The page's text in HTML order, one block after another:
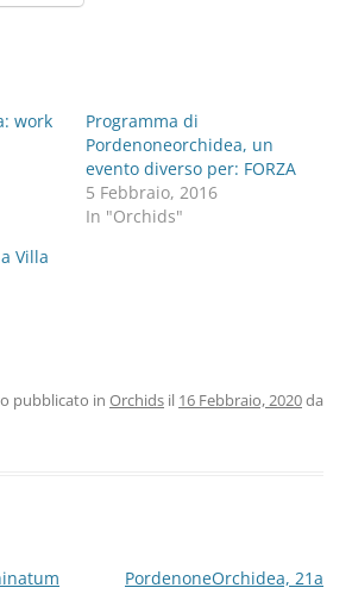
work
Programma di
Pordenoneorchidea, un
evento diverso per: FORZA
5 Febbraio, 2016
In "Orchids"
Villa
pubblicato in Orchids il 16 Febbraio, 2020da
PordenoneOrchidea, 21a